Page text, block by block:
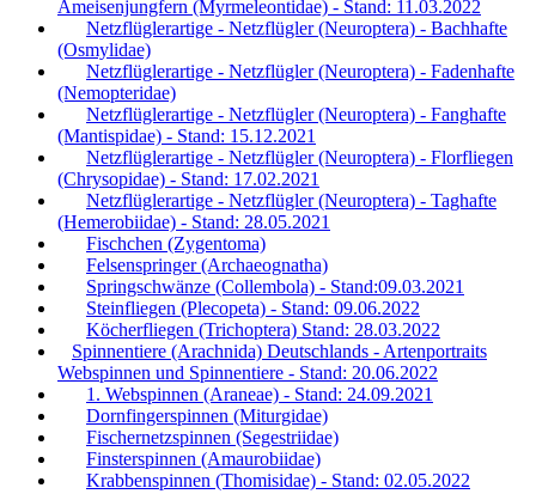
Ameisenjungfern (Myrmeleontidae) - Stand: 11.03.2022
Netzflüglerartige - Netzflügler (Neuroptera) - Bachhafte
(Osmylidae)
Netzflüglerartige - Netzflügler (Neuroptera) - Fadenhafte
(Nemopteridae)
Netzflüglerartige - Netzflügler (Neuroptera) - Fanghafte
(Mantispidae) - Stand: 15.12.2021
Netzflüglerartige - Netzflügler (Neuroptera) - Florfliegen
(Chrysopidae) - Stand: 17.02.2021
Netzflüglerartige - Netzflügler (Neuroptera) - Taghafte
(Hemerobiidae) - Stand: 28.05.2021
Fischchen (Zygentoma)
Felsenspringer (Archaeognatha)
Springschwänze (Collembola) - Stand:09.03.2021
Steinfliegen (Plecopeta) - Stand: 09.06.2022
Köcherfliegen (Trichoptera) Stand: 28.03.2022
Spinnentiere (Arachnida) Deutschlands - Artenportraits
Webspinnen und Spinnentiere - Stand: 20.06.2022
1. Webspinnen (Araneae) - Stand: 24.09.2021
Dornfingerspinnen (Miturgidae)
Fischernetzspinnen (Segestriidae)
Finsterspinnen (Amaurobiidae)
Krabbenspinnen (Thomisidae) - Stand: 02.05.2022